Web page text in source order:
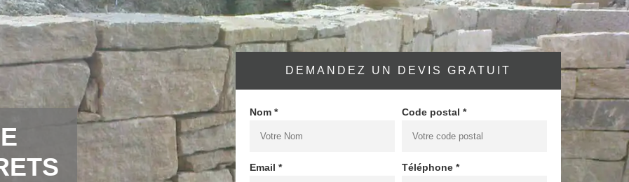
DEMANDEZ UN DEVIS GRATUIT
Nom * Code postal *
Email * Téléphone *